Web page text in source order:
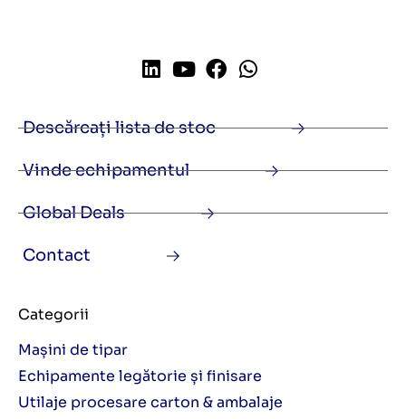
Descărcați lista de stoc
Vinde echipamentul
Global Deals
Contact
Categorii
Mașini de tipar
Echipamente legătorie și finisare
Utilaje procesare carton & ambalaje